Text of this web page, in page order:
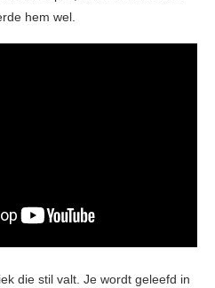
hem wel.
die stil valt. Je wordt geleefd in